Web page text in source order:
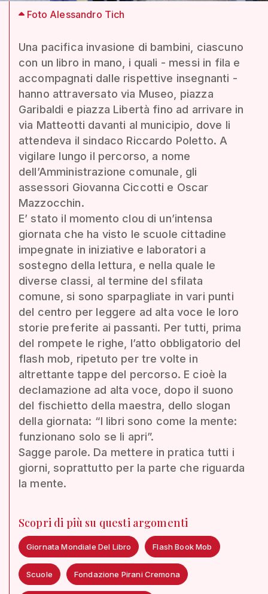
Foto Alessandro Tich
Una pacifica invasione di bambini, ciascuno
con un libro in mano, i quali - messi in fila e
accompagnati dalle rispettive insegnanti -
hanno attraversato via Museo, piazza
Garibaldi e piazza Libertà fino ad arrivare in
via Matteotti davanti al municipio, dove li
attendeva il sindaco Riccardo Poletto. A
vigilare lungo il percorso, a nome
dell’Amministrazione comunale, gli
assessori Giovanna Ciccotti e Oscar
Mazzocchin.
E’ stato il momento clou di un’intensa
giornata che ha visto le scuole cittadine
impegnate in iniziative e laboratori a
sostegno della lettura, e nella quale le
diverse classi, al termine del sfilata
comune, si sono sparpagliate in vari punti
del centro per leggere ad alta voce le loro
storie preferite ai passanti. Per tutti, prima
del rompete le righe, l’atto obbligatorio del
flash mob, ripetuto per tre volte in
altrettante tappe del percorso. E cioè la
declamazione ad alta voce, dopo il suono
del fischietto della maestra, dello slogan
della giornata: “I libri sono come la mente:
funzionano solo se li apri”.
Sagge parole. Da mettere in pratica tutti i
giorni, soprattutto per la parte che riguarda
la mente.
Scopri di più su questi argomenti
Giornata Mondiale Del Libro Flash Book Mob
Scuole Fondazione Pirani Cremona